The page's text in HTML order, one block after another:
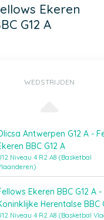
Ekeren
G12 A
WEDSTRIJDEN
Antwerpen G12 A -
BBC G12 A
Niveau 4 R2 A8 (Basketbal
Ekeren BBC G12 A -
Herentalse BBC
Niveau 4 R2 A8 (Basketbal